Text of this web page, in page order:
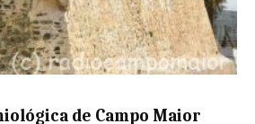
de Campo Maior